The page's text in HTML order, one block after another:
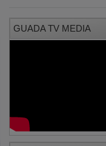
GUADA TV MEDIA